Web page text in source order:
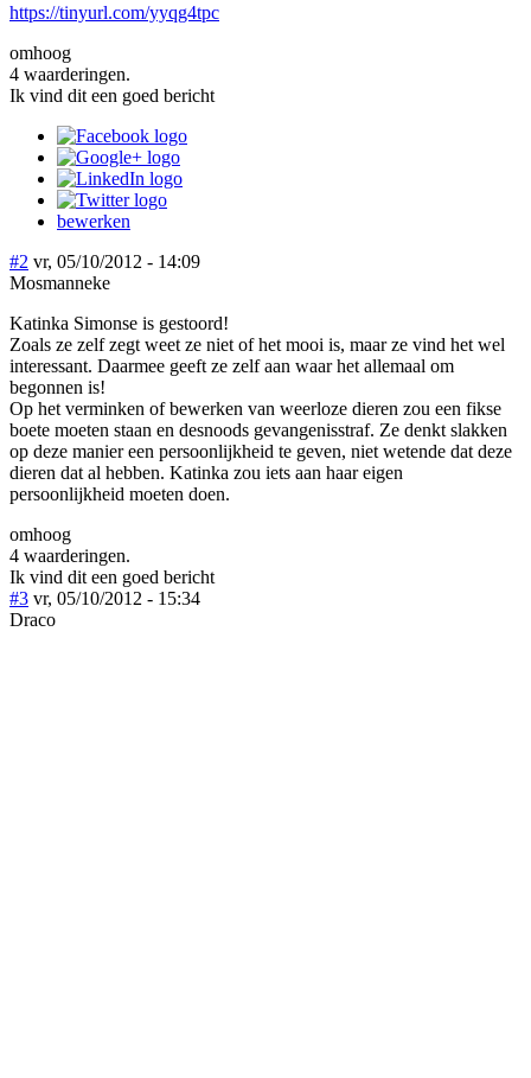
https://tinyurl.com/yyqg4tpc
omhoog
4 waarderingen.
Ik vind dit een goed bericht
bewerken
#2 vr, 05/10/2012 - 14:09
Mosmanneke
Katinka Simonse is gestoord!
Zoals ze zelf zegt weet ze niet of het mooi is, maar ze vind het wel
interessant. Daarmee geeft ze zelf aan waar het allemaal om
begonnen is!
Op het verminken of bewerken van weerloze dieren zou een fikse
boete moeten staan en desnoods gevangenisstraf. Ze denkt slakken
op deze manier een persoonlijkheid te geven, niet wetende dat deze
dieren dat al hebben. Katinka zou iets aan haar eigen
persoonlijkheid moeten doen.
omhoog
4 waarderingen.
Ik vind dit een goed bericht
#3 vr, 05/10/2012 - 15:34
Draco